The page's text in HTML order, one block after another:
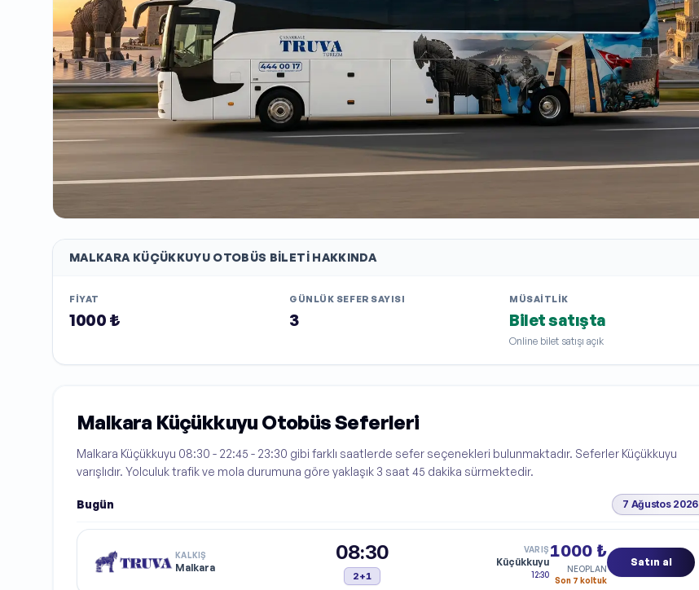
MALKARA KÜÇÜKKUYUOTOBÜS BILETI HAKKINDA
FIYAT
1000 ₺
GÜNLÜK SEFER SAYISI
3
MÜSAITLIK
Bilet satışta
Online bilet satışı açık
Malkara Küçükkuyu Otobüs Seferleri
Malkara Küçükkuyu 08:30 - 22:45 - 23:30 gibi farklı saatlerde sefer seçenekleri bulunmaktadır. Seferler Küçükkuyu
varışlıdır. Yolculuk trafik ve mola durumuna göre yaklaşık 3 saat 45 dakika sürmektedir.
Bugün 7 Ağustos 2026
KALKIŞ
Malkara
08:30
2+1
VARIŞ
Küçükkuyu
Tahmini varış:
12:30
1000 ₺
NEOPLAN
Son 7 koltuk
Satın al